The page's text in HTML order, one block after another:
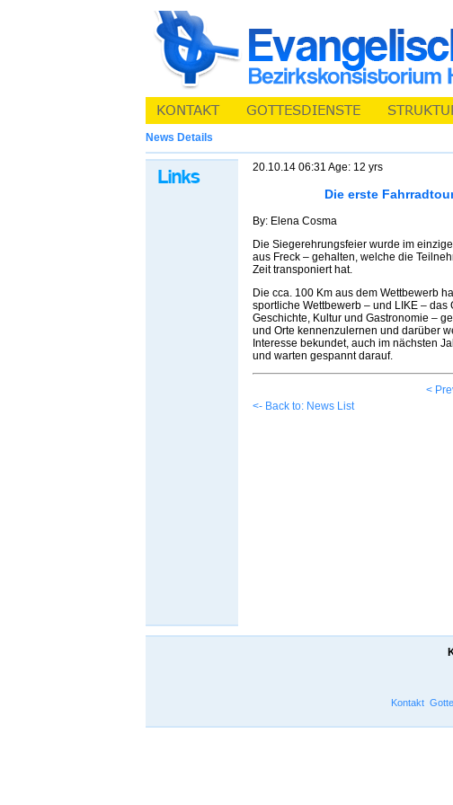
News Details
20.10.14 06:31 Age: 12 yrs
Die erste
By: Elena Cosma
Die Siegerehrungsfeier wurde im
aus Freck – gehalten, welche die
Zeit transponiert hat.
Die cca. 100 Km aus dem Wettbewerb
sportliche Wettbewerb – und LIKE –
Geschichte, Kultur und Gastronomie –
und Orte kennenzulernen und darüber
Interesse bekundet, auch im nächsten
und warten gespannt darauf.
<
<- Back to: News List
Kontakt